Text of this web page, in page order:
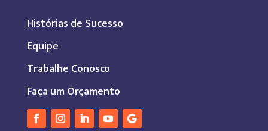
Histórias de Sucesso
Equipe
Trabalhe Conosco
Faça um Orçamento